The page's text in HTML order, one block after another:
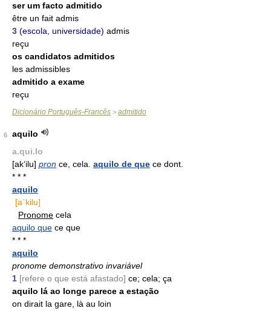
ser um facto admitido
être un fait admis
3 (escola, universidade) admis
reçu
os candidatos admitidos
les admissibles
admitido a exame
reçu
Dicionário Português-Francês > admitido
6
aquilo
a.qui.lo
[ak‘ilu] pron ce, cela. aquilo de que ce dont.
* * *
aquilo
[a`kilu]
Pronome cela
aquilo que ce que
* * *
aquilo
pronome demonstrativo invariável
1 [refere o que está afastado] ce; cela; ça
aquilo lá ao longe parece a estação
on dirait la gare, là au loin